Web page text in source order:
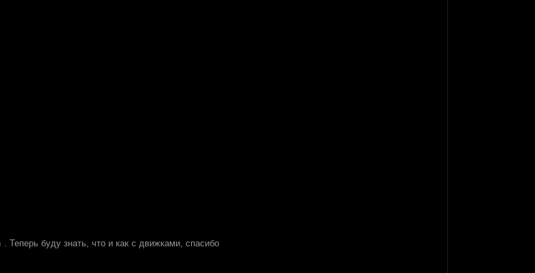
. Теперь буду знать, что и как с движками, спасибо